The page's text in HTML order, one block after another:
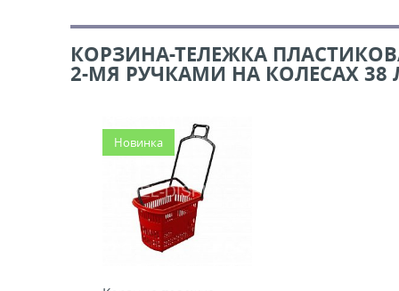
вывесок и шелфтокеры
оборудование, комплектующие
рамки и аксессуары
напольные, подвесные, на полку
КОРЗИНА-ТЕЛЕЖКА
2-МЯ РУЧКАМИ НА КОЛЕСАХ 38
Новинка